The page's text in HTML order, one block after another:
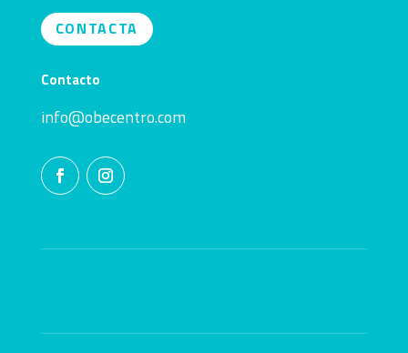
CONTACTA
Contacto
info@obecentro.com